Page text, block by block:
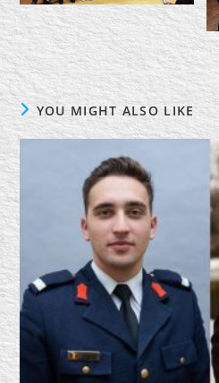
YOU MIGHT ALSO LIKE